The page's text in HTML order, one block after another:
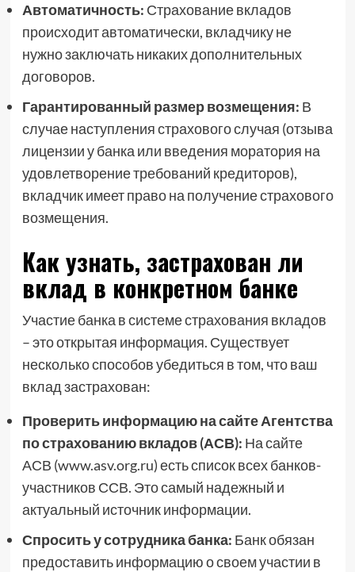
Автоматичность: Страхование вкладов
происходит автоматически, вкладчику не
нужно заключать никаких дополнительных
договоров.
Гарантированный размер возмещения: В
случае наступления страхового случая (отзыва
лицензии у банка или введения моратория на
удовлетворение требований кредиторов),
вкладчик имеет право на получение страхового
возмещения.
Как узнать, застрахован ли
вклад в конкретном банке
Участие банка в системе страхования вкладов
– это открытая информация. Существует
несколько способов убедиться в том, что ваш
вклад застрахован:
Проверить информацию на сайте Агентства
по страхованию вкладов (АСВ): На сайте
АСВ (www.asv.org.ru) есть список всех банков-
участников ССВ. Это самый надежный и
актуальный источник информации.
Спросить у сотрудника банка: Банк обязан
предоставить информацию о своем участии в